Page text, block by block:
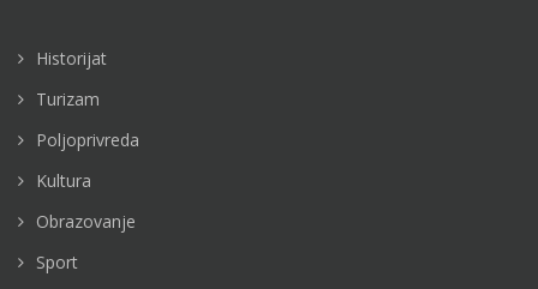
Historijat
Turizam
Poljoprivreda
Kultura
Obrazovanje
Sport